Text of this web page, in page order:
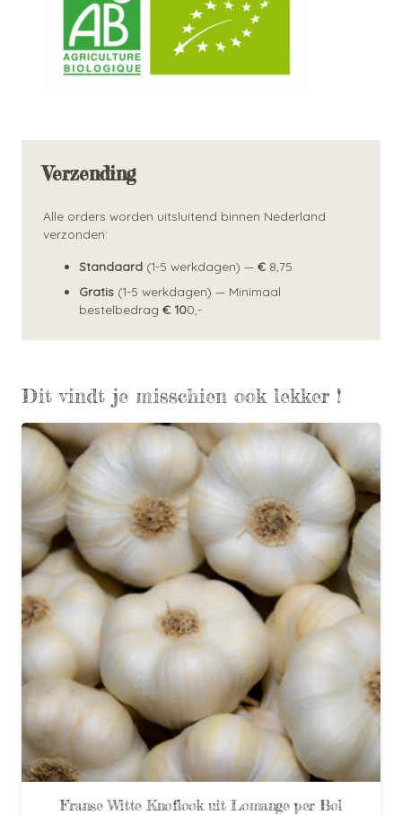
Verzending
Alle orders worden uitsluitend binnen Nederland
verzonden:
Standaard (1-5 werkdagen) — € 8,75
Gratis (1-5 werkdagen) — Minimaal
bestelbedrag € 100,-
Dit vindt je misschien ook lekker !
Franse Witte Knoflook uit Lomange per Bol